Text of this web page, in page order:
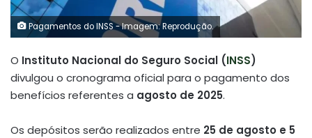
Pagamentos do INSS - Imagem: Reprodução.
O Instituto Nacional do Seguro Social (INSS)
divulgou o cronograma oficial para o pagamento dos
benefícios referentes a agosto de 2025.
Os depósitos serão realizados entre 25 de agosto e 5